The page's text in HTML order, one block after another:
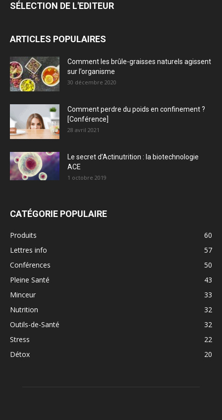
SÉLECTION DE L'EDITEUR
ARTICLES POPULAIRES
Comment les brûle-graisses naturels agissent
sur l’organisme
30 décembre 2020
Comment perdre du poids en confinement ?
[Conférence]
28 avril 2021
Le secret d’Actinutrition : la biotechnologie
ACE
1 octobre 2019
CATÉGORIE POPULAIRE
Produits
60
Lettres info
57
Conférences
50
Pleine Santé
43
Minceur
33
Nutrition
32
Outils-de-Santé
32
Stress
22
Détox
20